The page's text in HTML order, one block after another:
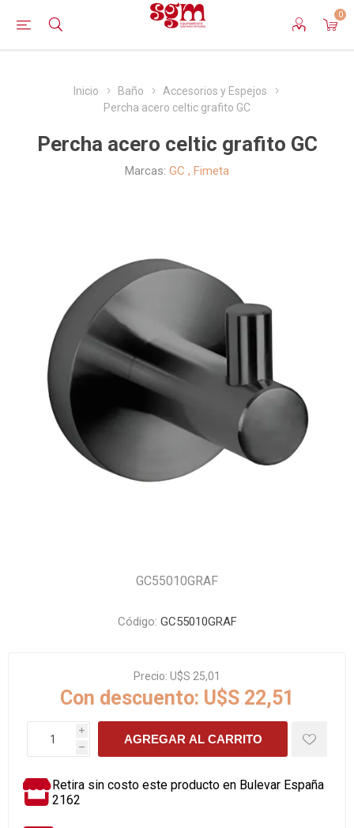
0
Inicio Baño
Accesorios y Espejos
Percha acero celtic grafito GC
Percha acero celtic grafito GC
Marcas: GC , Fimeta
GC55010GRAF
Código: GC55010GRAF
Precio: U$S 25,01
Con descuento: U$S 22,51
i
h
AGREGAR AL CARRITO
Retira sin costo este producto en Bulevar España
2162